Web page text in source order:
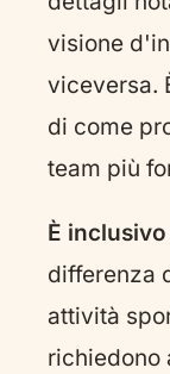
visione
viceversa.
di come
team più
È
differenza
attività
richiedono